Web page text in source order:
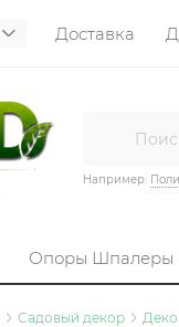
Доставка
Например:
Опоры Шпалеры
Садовый декор